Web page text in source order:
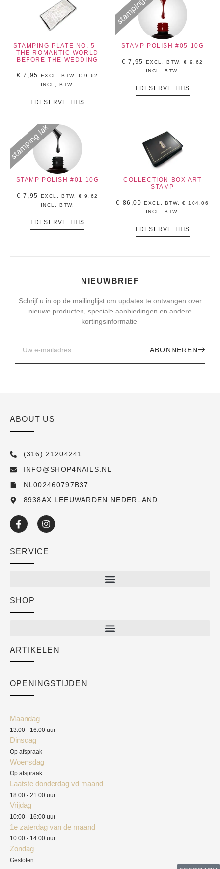
STAMPING PLATE NO. 5 –
THE ROMANTIC WORLD
BEFORE THE WEDDING
€ 7,95 EXCL. BTW.€ 9,62
INCL, BTW.
I DESERVE THIS
STAMP POLISH #05 10G
€ 7,95 EXCL. BTW.€ 9,62
INCL, BTW.
I DESERVE THIS
stamping lak
STAMP POLISH #01 10G
€ 7,95 EXCL. BTW.€ 9,62
INCL, BTW.
I DESERVE THIS
COLLECTION BOX ART
STAMP
€ 86,00 EXCL. BTW. € 104,06
INCL, BTW.
I DESERVE THIS
NIEUWBRIEF
Schrijf u in op de mailinglijst om updates te ontvangen over
nieuwe producten, speciale aanbiedingen en andere
kortingsinformatie.
ABONNEREN
ABOUT US
(316) 21204241
INFO@SHOP4NAILS.NL
NL002460797B37
8938AX LEEUWARDEN NEDERLAND
SERVICE
Academy
SHOP
ARTIKELEN
OPENINGSTIJDEN
Maandag
13:00 - 16:00 uur
Dinsdag
Op afspraak
Woensdag
Op afspraak
Laatste donderdag vd maand
18:00 - 21:00 uur
Vrijdag
10:00 - 16:00 uur
1e zaterdag van de maand
10:00 - 14:00 uur
Zondag
Gesloten